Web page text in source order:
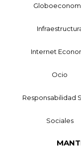
Internet
Ocio
Responsabilidad
Sociales